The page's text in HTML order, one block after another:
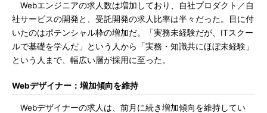
Webエンジニアの求人数は増加しており、自社プロダクト／自
社サービスの開発と、受託開発の求人比率は半々だった。目に付
いたのはポテンシャル枠の増加だ。「実務未経験だが、ITスクー
ルで基礎を学んだ」という人から「実務・知識共にほぼ未経験」
という人まで、幅広い層が採用に至った。
Webデザイナー：増加傾向を維持
Webデザイナーの求人は、前月に続き増加傾向を維持してい